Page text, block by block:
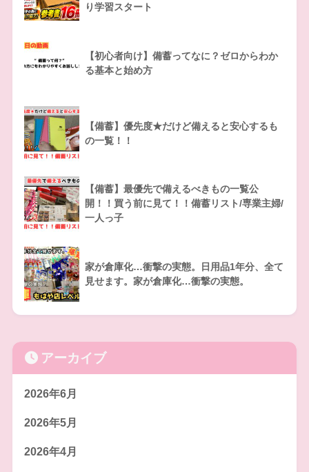
り学習スタート
【初心者向け】備蓄ってなに？ゼロからわか
る基本と始め方
【備蓄】優先度★だけど備えると安心するも
の一覧！！
【備蓄】最優先で備えるべきもの一覧公
開！！買う前に見て！！備蓄リスト/専業主婦/
一人っ子
家が倉庫化…衝撃の実態。日用品1年分、全て
見せます。家が倉庫化…衝撃の実態。
アーカイブ
2026年6月
2026年5月
2026年4月